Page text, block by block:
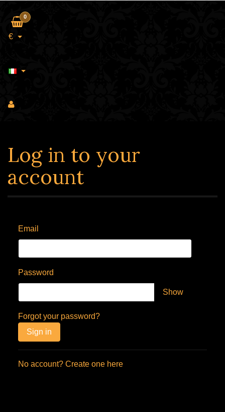
0
€
Log in to your
account
Email
Password
Show
Forgot your password?
Sign in
No account? Create one here